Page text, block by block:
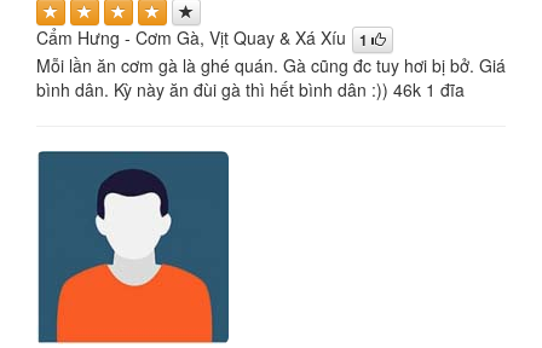
Cẩm Hưng - Cơm Gà, Vịt Quay & Xá Xíu 1
Mỗi lần ăn cơm gà là ghé quán. Gà cũng đc tuy hơi bị bở. Giá
bình dân. Kỳ này ăn đùi gà thì hết bình dân :)) 46k 1 đĩa